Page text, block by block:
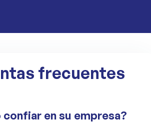
frecuentes
confiar en su empresa?